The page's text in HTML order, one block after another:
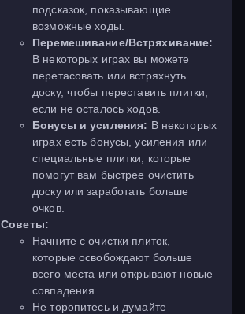
подсказок, показывающие
возможные ходы.
Перемешивание/Встряхивание:
В некоторых играх вы можете
перетасовать или встряхнуть
доску, чтобы переставить плитки,
если не осталось ходов.
Бонусы и усиления: В некоторых
играх есть бонусы, усиления или
специальные плитки, которые
помогут вам быстрее очистить
доску или заработать больше
очков.
Советы:
Начните с очистки плиток,
которые освобождают больше
всего места или открывают новые
совпадения.
Не торопитесь и думайте